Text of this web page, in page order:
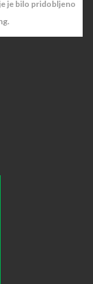
je bilo pridobljeno